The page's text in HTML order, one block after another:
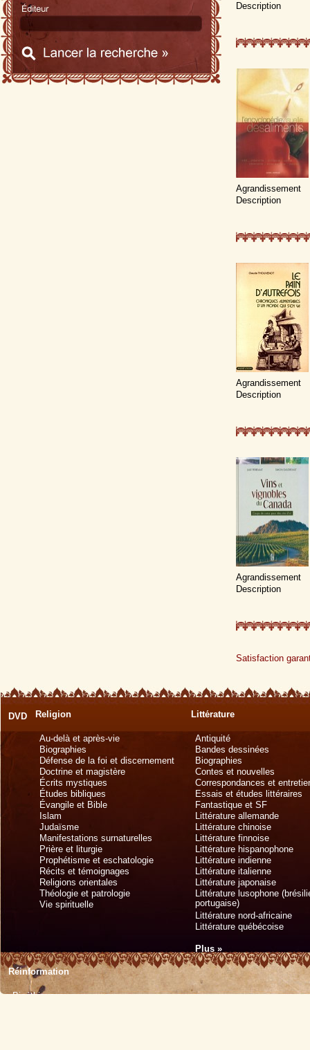
Description
Agrandissement
Description
Agrandissement
Description
Agrandissement
Description
Satisfaction
DVD Religion
Au-delà et après-vie
Biographies
Défense de la foi et discernement
Doctrine et magistère
Écrits mystiques
Études bibliques
Évangile et Bible
Islam
Judaïsme
Manifestations surnaturelles
Prière et liturgie
Prophétisme et eschatologie
Récits et témoignages
Religions orientales
Théologie et patrologie
Vie spirituelle
Littérature
Antiquité
Bandes dessinées
Biographies
Contes et nouvelles
Correspondances et
Essais et études littéraires
Fantastique et SF
Littérature allemande
Littérature chinoise
Littérature finnoise
Littérature hispanophone
Littérature indienne
Littérature italienne
Littérature japonaise
Littérature lusophone
portugaise)
Littérature nord-africaine
Littérature québécoise
Plus »
Réinformation
Bioéthique